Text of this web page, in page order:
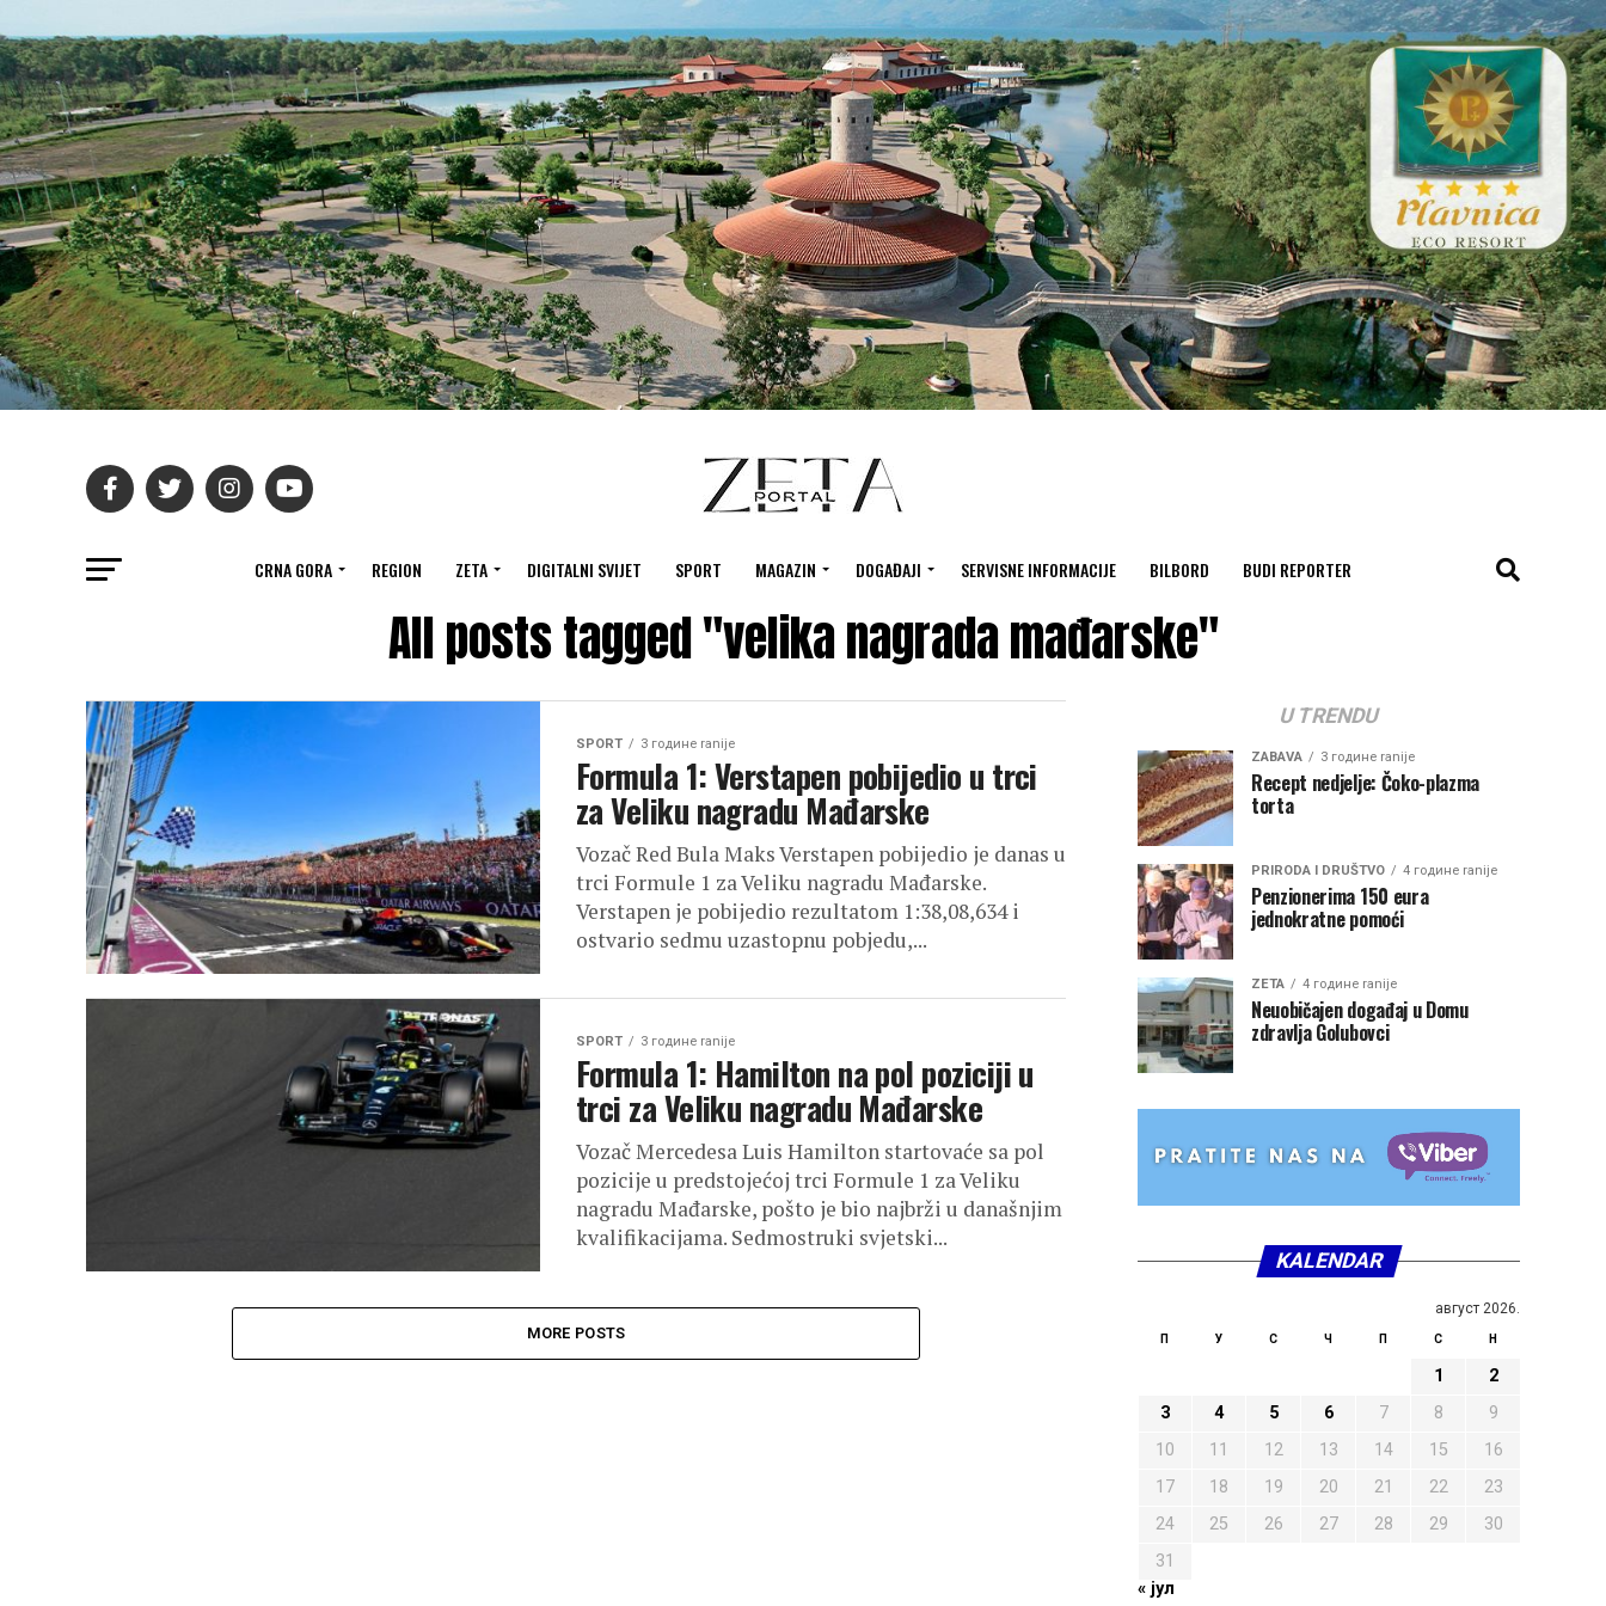
CRNA GORA REGION ZETA DIGITALNI SVIJET SPORT MAGAZIN DOGAĐAJI SERVISNE INFORMACIJE BILBORD BUDI REPORTER
All posts tagged "velika nagrada mađarske"
SPORT 3 године ranije
Formula 1: Verstapen pobijedio u trci
za Veliku nagradu Mađarske
Vozač Red Bula Maks Verstapen pobijedio je danas u
trci Formule 1 za Veliku nagradu Mađarske.
Verstapen je pobijedio rezultatom 1:38,08,634 i
ostvario sedmu uzastopnu pobjedu,...
SPORT 3 године ranije
Formula 1: Hamilton na pol poziciji u
trci za Veliku nagradu Mađarske
Vozač Mercedesa Luis Hamilton startovaće sa pol
pozicije u predstojećoj trci Formule 1 za Veliku
nagradu Mađarske, pošto je bio najbrži u današnjim
kvalifikacijama. Sedmostruki svjetski...
MORE POSTS
U TRENDU
ZABAVA 3 године ranije
Recept nedjelje: Čoko-plazma
torta
PRIRODA I DRUŠTVO 4 године ranije
Penzionerima 150 eura
jednokratne pomoći
ZETA 4 године ranije
Neuobičajen događaj u Domu
zdravlja Golubovci
KALENDAR
август 2026.
П У С Ч П С Н
1
2
3
4 5 6 7 8
9
10
11 12 13 14 15
16
17
18 19 20 21 22
23
24
25 26 27 28 29
30
31
« јул